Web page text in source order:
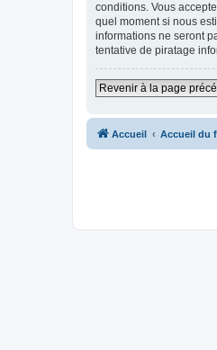
conditions. Vous
quel moment si nous
informations ne seront
tentative de piratage
Revenir à la page
Accueil Accueil du